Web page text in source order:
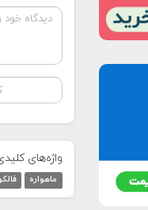
واژه‌های
ماهواره